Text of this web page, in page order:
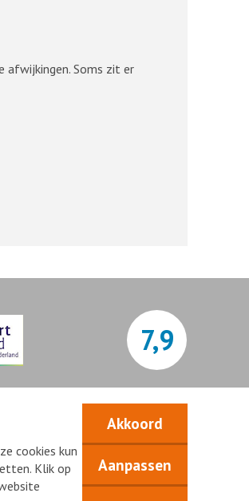
afwijkingen. Soms zit er
7,9
cookies kun
Klik op
Akkoord
Aanpassen